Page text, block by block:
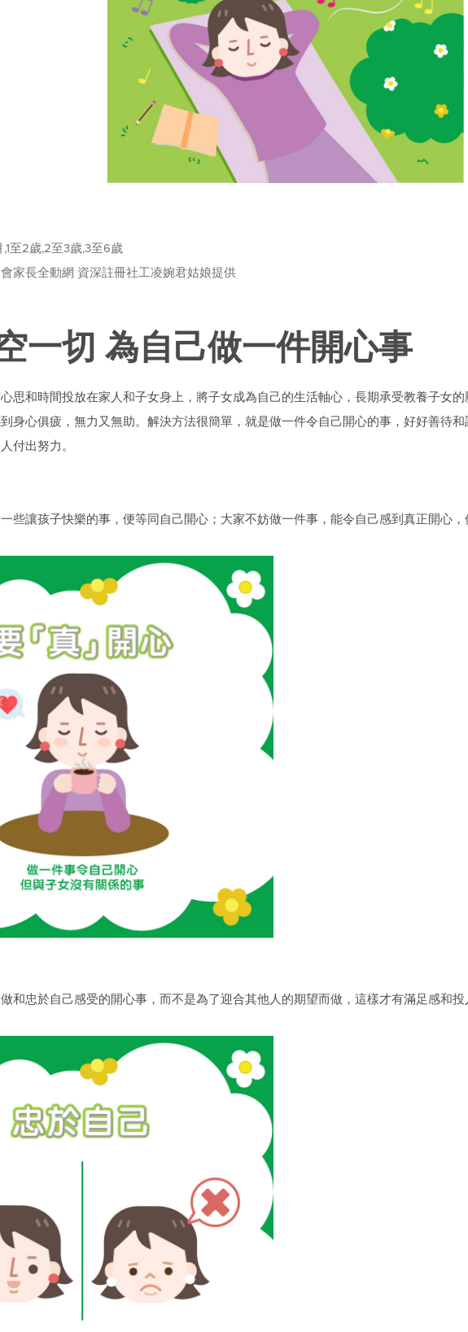
至2歲,2至3歲,3至6歲
家長全動網 資深註冊社工凌婉君姑娘提供
一切 為自己做一件開心事
思和時間投放在家人和子女身上，將子女成為自己的生活軸心，長期承受教養子女
身心俱疲，無力又無助。解決方法很簡單，就是做一件令自己開心的事，好好善待
付出努力。
些讓孩子快樂的事，便等同自己開心；大家不妨做一件事，能令自己感到真正開心
和忠於自己感受的開心事，而不是為了迎合其他人的期望而做，這樣才有滿足感和